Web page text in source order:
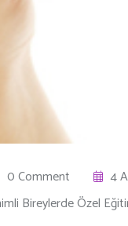
0 Comment
4
Bireylerde Özel